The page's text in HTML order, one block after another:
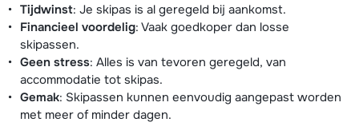
Tijdwinst: Je skipas is al geregeld bij aankomst.
Financieel voordelig: Vaak goedkoper dan losse
skipassen.
Geen stress: Alles is van tevoren geregeld, van
accommodatie tot skipas.
Gemak: Skipassen kunnen eenvoudig aangepast worden
met meer of minder dagen.